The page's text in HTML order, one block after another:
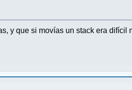
y que si movías un stack era difícil